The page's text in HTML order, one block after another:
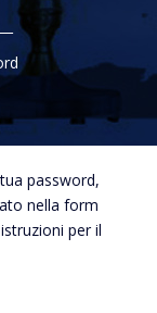
password,
nella form
per il